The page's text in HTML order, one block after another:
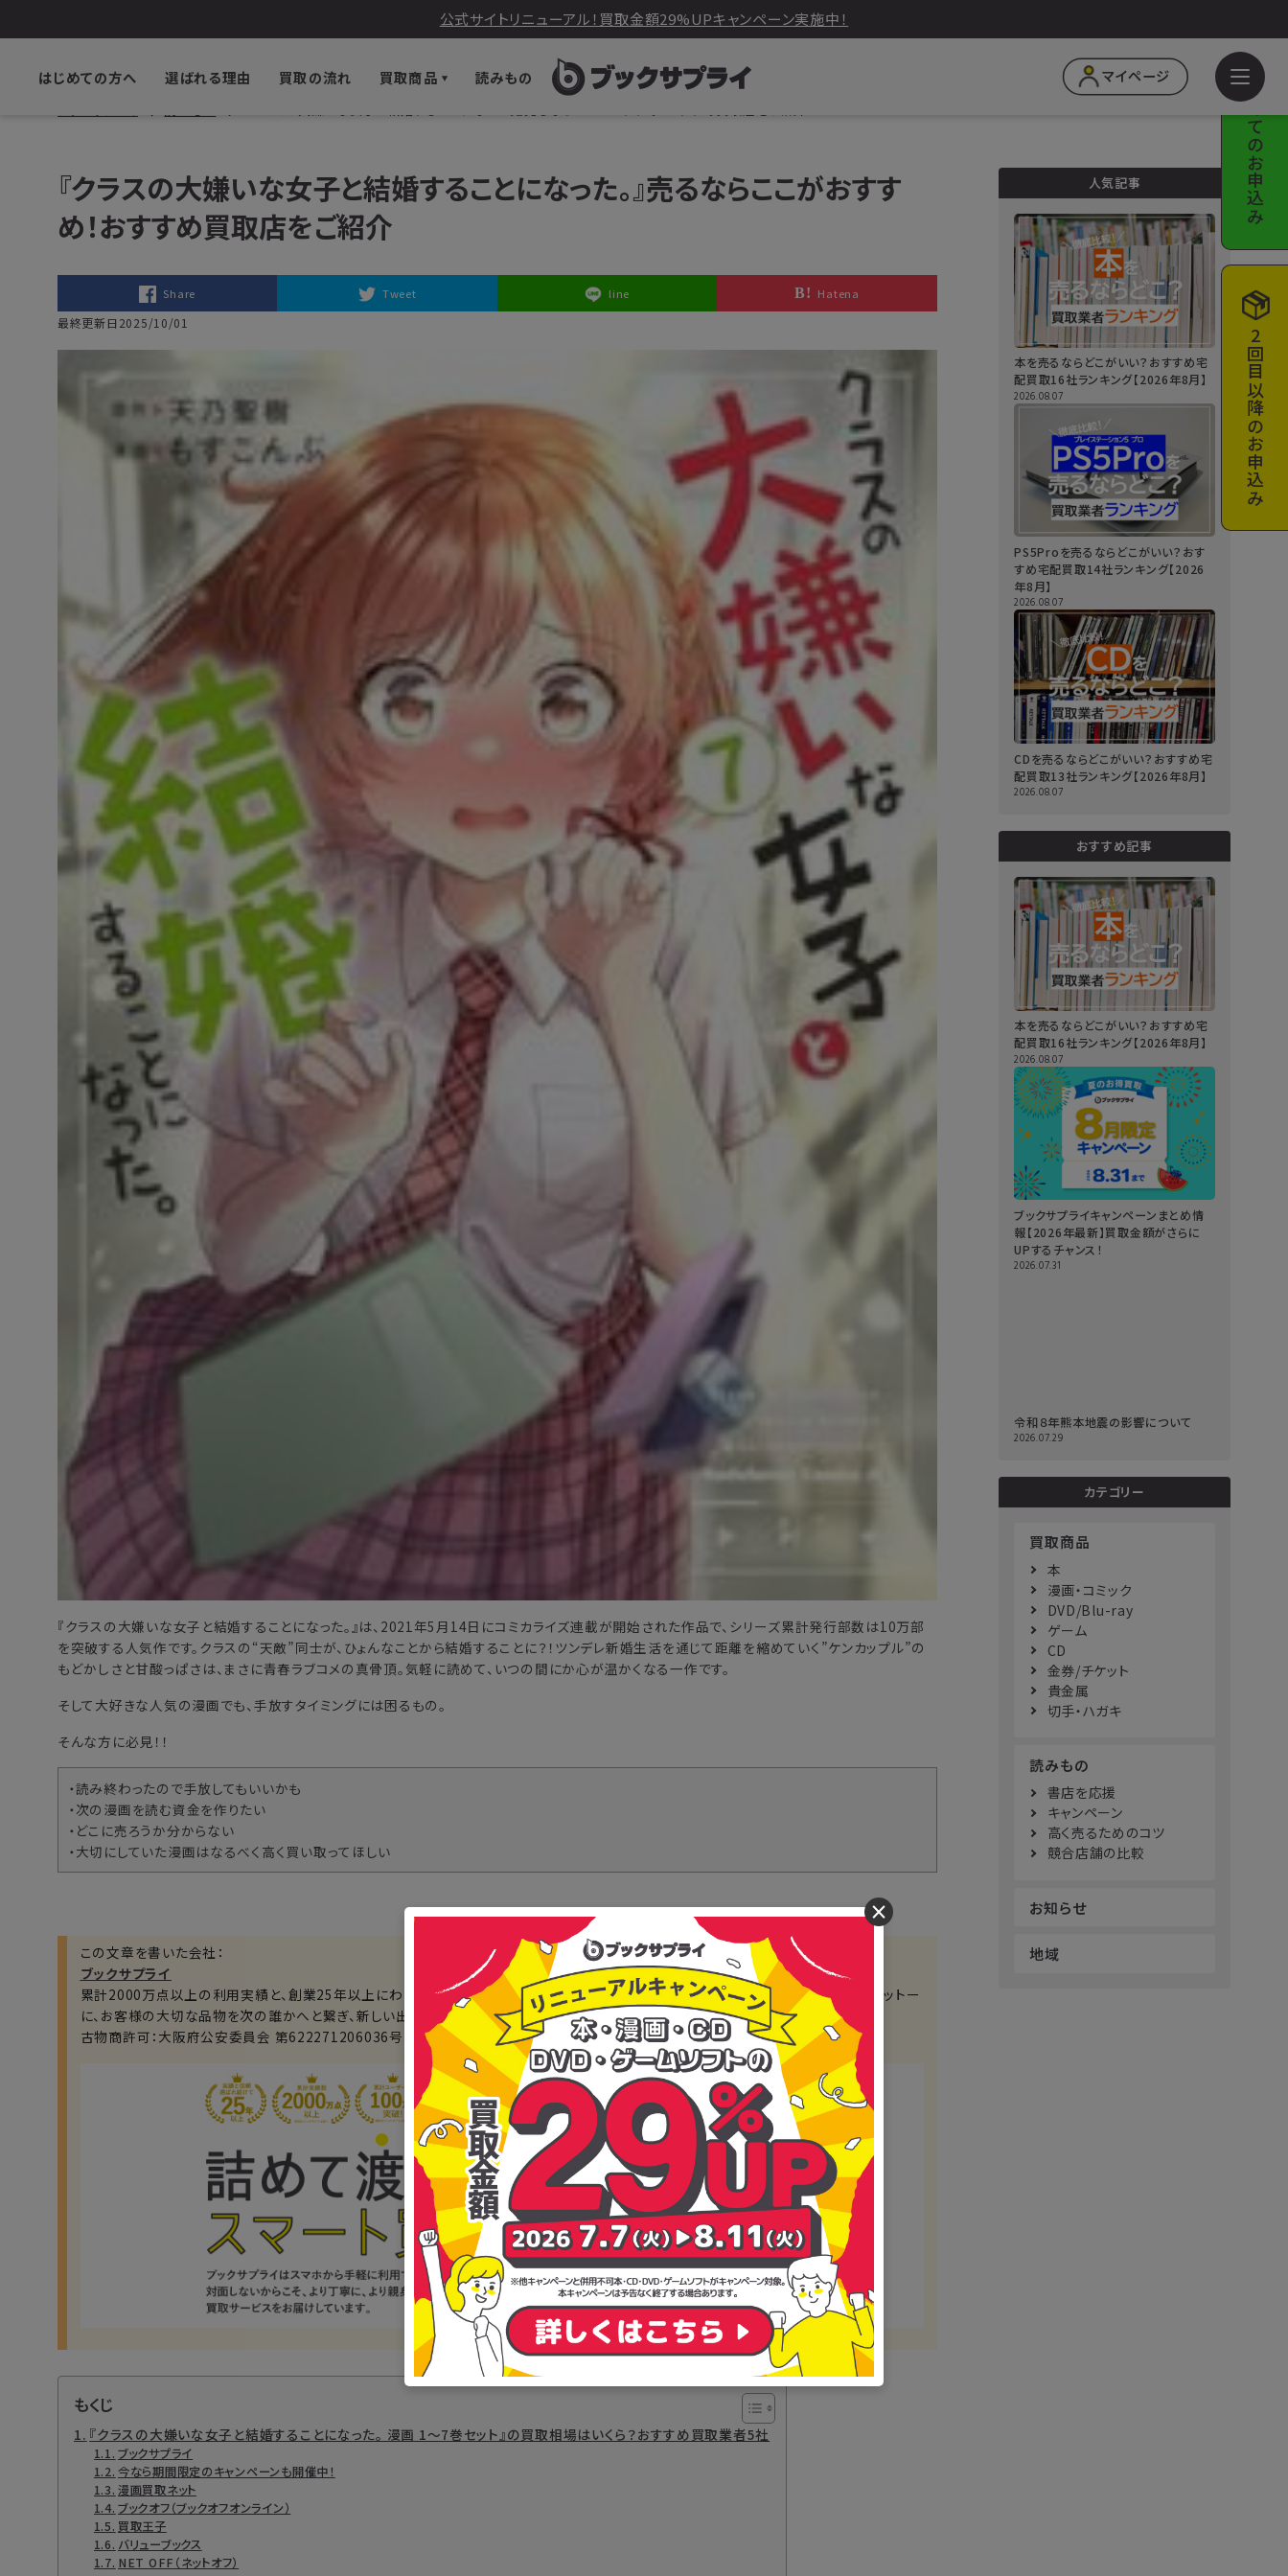
公式サイトリニューアル！買取金額29%UPキャンペーン実施中！
はじめての方へ 選ばれる理由 買取の流れ 買取商品 読みもの マイページ はじめての
お申込み
2回目以降の
お申込み
『クラスの大嫌いな女子と結婚することになった。』売るならここがおすす
め！おすすめ買取店をご紹介
Share Tweet line Hatena
最終更新日2025/10/01
『クラスの大嫌いな女子と結婚することになった。』は、2021年5月14日にコミカライズ連載が開始された作品で、シリーズ累計発行部数は10万部
を突破する人気作です。クラスの“天敵”同士が、ひょんなことから結婚することに？！ツンデレ新婚生活を通じて距離を縮めていく”ケンカップル”の
もどかしさと甘酸っぱさは、まさに青春ラブコメの真骨頂。気軽に読めて、いつの間にか心が温かくなる一作です。
そして大好きな人気の漫画でも、手放すタイミングには困るもの。
そんな方に必見！！
・読み終わったので手放してもいいかも
・次の漫画を読む資金を作りたい
・どこに売ろうか分からない
・大切にしていた漫画はなるべく高く買い取ってほしい
この文章を書いた会社：
ブックサプライ
累計2000万点以上の利用実績と、創業25年以上にわたる信頼で選ばれ続けている買取・販売の専門会社。『感動を循環させよう』をモットー
に、お客様の大切な品物を次の誰かへと繋ぎ、新しい出会いを生み出している会社です。
古物商許可：大阪府公安委員会 第622271206036号
もくじ
『クラスの大嫌いな女子と結婚することになった。 漫画 1～7巻セット』の買取相場はいくら？おすすめ買取業者5社
ブックサプライ
今なら期間限定のキャンペーンも開催中！
漫画買取ネット
ブックオフ（ブックオフオンライン）
買取王子
バリューブックス
NET OFF（ネットオフ）
人気記事
本を売るならどこがいい？おすすめ宅
配買取16社ランキング【2026年8月】
2026.08.07
PS5Proを売るならどこがいい？おす
すめ宅配買取14社ランキング【2026
年8月】
2026.08.07
CDを売るならどこがいい？おすすめ宅
配買取13社ランキング【2026年8月】
2026.08.07
おすすめ記事
本を売るならどこがいい？おすすめ宅
配買取16社ランキング【2026年8月】
2026.08.07
ブックサプライキャンペーンまとめ情
報【2026年最新】買取金額がさらに
UPするチャンス！
2026.07.31
令和８年熊本地震の影響について
2026.07.29
カテゴリー
買取商品
本
漫画・コミック
DVD/Blu-ray
ゲーム
CD
金券/チケット
貴金属
切手・ハガキ
読みもの
書店を応援
キャンペーン
高く売るためのコツ
競合店舗の比較
お知らせ
地域
×